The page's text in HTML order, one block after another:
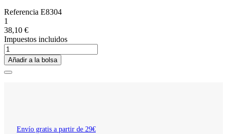
Referencia E8304
1
38,10 €
Impuestos incluidos
Añadir a la bolsa
Envío gratis a partir de 29€